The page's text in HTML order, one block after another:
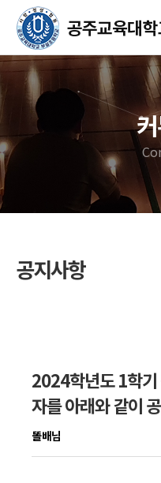
공지사항
2024학년도 1학기
자를 아래와 같이
똘배님